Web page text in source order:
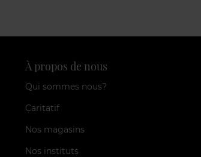
À propos de nous
Qui sommes nous?
Caritatif
Nos magasins
Nos instituts